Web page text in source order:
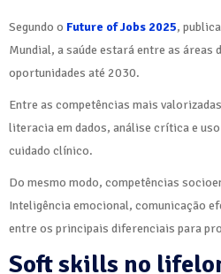
Segundo o Future of Jobs 2025,
Mundial, a saúde estará entre as áreas
oportunidades até 2030.
Entre as competências mais
literacia em dados, análise crítica e
cuidado clínico.
Do mesmo modo, competências
Inteligência emocional, comunicação
entre os principais diferenciais para
Soft skills no